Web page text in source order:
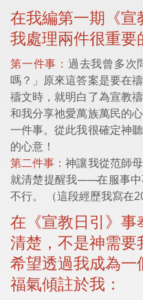
在我編第一期《
我處理兩件很重要
第一件事： 過去我曾多次
嗎？」原來這答案是要在
禱文時，就明白了為宣教
和我分享祂愛萬族萬民的
一件事。從此我很確定神
的心意！
第二件事：神讓我從范師
就清楚提醒我——在服事
不行。 （這段經歷我寫在
在《宣教日引》
清楚，不是神需
希望透過我成為
福氣傾註於我：